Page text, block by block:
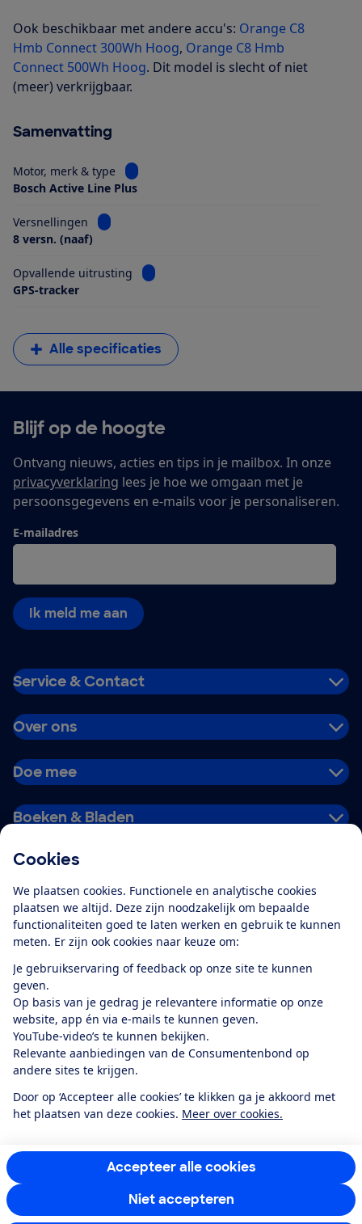
Cookies
We plaatsen cookies. Functionele en analytische cookies
plaatsen we altijd. Deze zijn noodzakelijk om bepaalde
functionaliteiten goed te laten werken en gebruik te kunnen
meten. Er zijn ook cookies naar keuze om:
Je gebruikservaring of feedback op onze site te kunnen
geven.
Op basis van je gedrag je relevantere informatie op onze
website, app én via e-mails te kunnen geven.
YouTube-video’s te kunnen bekijken.
Relevante aanbiedingen van de Consumentenbond op
andere sites te krijgen.
Door op ‘Accepteer alle cookies’ te klikken ga je akkoord met
het plaatsen van deze cookies. Meer over cookies.
Accepteer alle cookies
Niet accepteren
Ook beschikbaar met andere accu's: Orange C8
Hmb Connect 300Wh Hoog, Orange C8 Hmb
Connect 500Wh Hoog. Dit model is slecht of niet
(meer) verkrijgbaar.
Samenvatting
Motor, merk & type
Bekijk informatie voor Motor, merk & type
Bosch Active Line Plus
Versnellingen
Bekijk informatie voor Versnellingen
8 versn. (naaf)
Opvallende uitrusting
Bekijk informatie voor Opvallende
GPS-tracker
Alle specificaties
Blijf op de hoogte
Ontvang nieuws, acties en tips in je mailbox. In onze
privacyverklaring lees je hoe we omgaan met je
persoonsgegevens en e-mails voor je personaliseren.
E-mailadres
Ik meld me aan
Service & Contact
Over ons
Doe mee
Boeken & Bladen
Alles over de
app
Algemene Voorwaarden
Privacyverklaring
Cookiebeleid
Privacyvoorkeuren
Toegankelijkheid
RSS-feed nieuws
Facebook
TwitterInstagram
YoutubeLinkedIn
12.901consumentenbeoordelen de Consumentenbondmet gemiddeld